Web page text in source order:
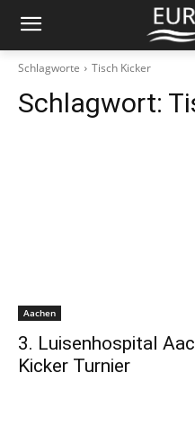
Schlagworte Tisch Kicker
Schlagwort:
Aachen
3. Luisenhospital
Kicker Turnier